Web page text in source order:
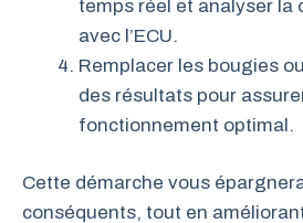
temps réel et analyser la
avec l’ECU.
Remplacer les bougies
des résultats pour
fonctionnement optimal.
Cette démarche vous
conséquents, tout en